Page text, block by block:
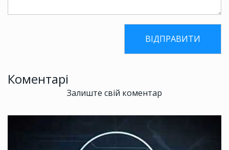
Коментарі
Залиште свій коментар